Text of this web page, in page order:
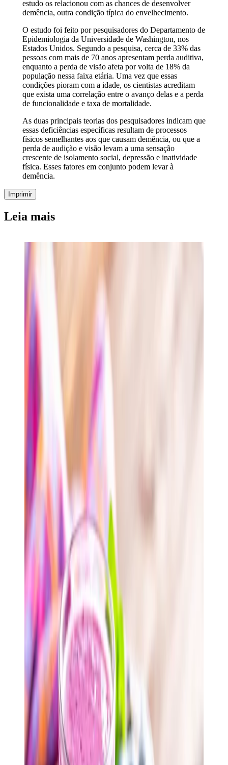
estudo os relacionou com as chances de desenvolver
demência, outra condição típica do envelhecimento.
O estudo foi feito por pesquisadores do Departamento de
Epidemiologia da Universidade de Washington, nos
Estados Unidos. Segundo a pesquisa, cerca de 33% das
pessoas com mais de 70 anos apresentam perda auditiva,
enquanto a perda de visão afeta por volta de 18% da
população nessa faixa etária. Uma vez que essas
condições pioram com a idade, os cientistas acreditam
que exista uma correlação entre o avanço delas e a perda
de funcionalidade e taxa de mortalidade.
As duas principais teorias dos pesquisadores indicam que
essas deficiências específicas resultam de processos
físicos semelhantes aos que causam demência, ou que a
perda de audição e visão levam a uma sensação
crescente de isolamento social, depressão e inatividade
física. Esses fatores em conjunto podem levar à
demência.
Imprimir
Leia mais